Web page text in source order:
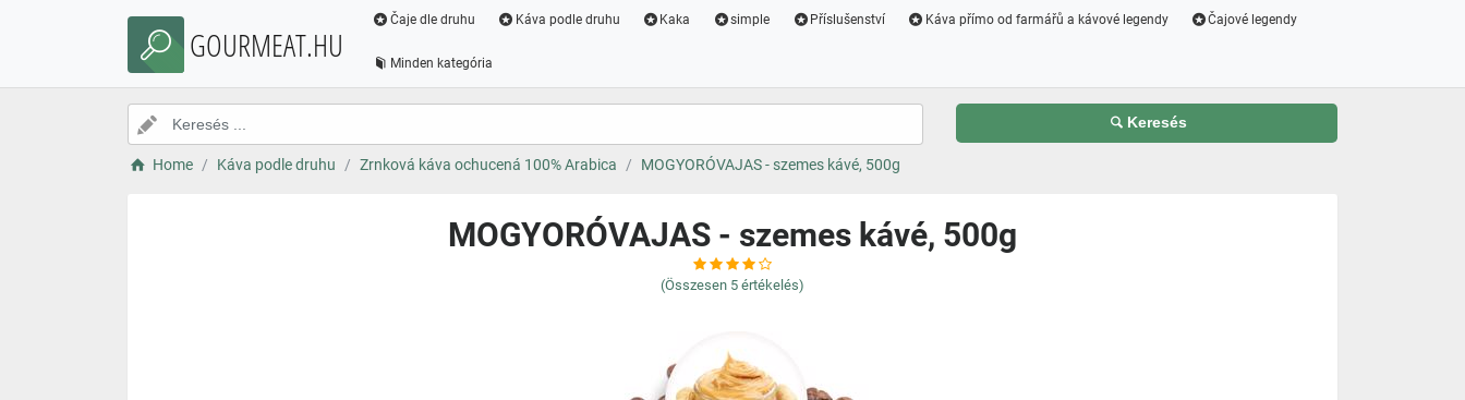
GOURMEAT.HU
Čaje dle druhu Káva podle druhu Kaka simple Příslušenství Káva přímo od farmářů a kávové legendy Čajové legendy
Minden kategória
Keresés
Home Káva podle druhu Zrnková káva ochucená 100% Arabica MOGYORÓVAJAS - szemes kávé, 500g
MOGYORÓVAJAS - szemes kávé, 500g
(Összesen 5 értékelés)